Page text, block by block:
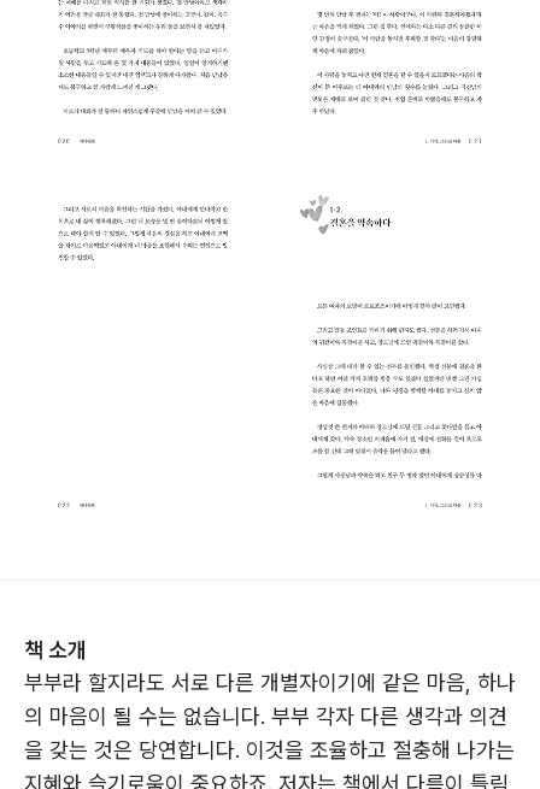
책 소개
부부라 할지라도 서로 다른 개별자이기에 같은 마음, 하나
의 마음이 될 수는 없습니다. 부부 각자 다른 생각과 의견
을 갖는 것은 당연합니다. 이것을 조율하고 절충해 나가는
지혜와 슬기로움이 중요하죠. 저자는 책에서 다름이 틀림